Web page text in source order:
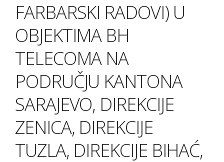
FARBARSKI RADOVI) U
OBJEKTIMA BH
TELECOMA NA
PODRUČJU KANTONA
SARAJEVO, DIREKCIJE
ZENICA, DIREKCIJE
TUZLA, DIREKCIJE BIHAĆ,